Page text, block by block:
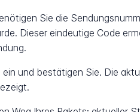
Sie die
Dieser eindeutige Code
und bestätigen Sie. Die